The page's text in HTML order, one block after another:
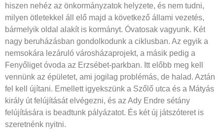
hiszen nehéz az önkormányzatok helyzete, és nem tudni,
milyen ötletekkel áll elő majd a következő állami vezetés,
bármelyik oldal alakít is kormányt. Óvatosak vagyunk. Két
nagy beruházásban gondolkodunk a ciklusban. Az egyik a
nemsokára lezáruló városházaprojekt, a másik pedig a
Fenyőliget óvoda az Erzsébet-parkban. Itt előbb meg kell
vennünk az épületet, ami jogilag problémás, de halad. Aztán
fel kell újítani. Emellett igyekszünk a Szőlő utca és a Mátyás
király út felújítását elvégezni, és az Ady Endre sétány
felújítására is beadtunk pályázatot. És két új játszóteret is
szeretnénk nyitni.